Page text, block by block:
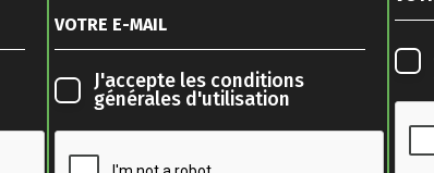
J'accepte les conditions
générales d'utilisation